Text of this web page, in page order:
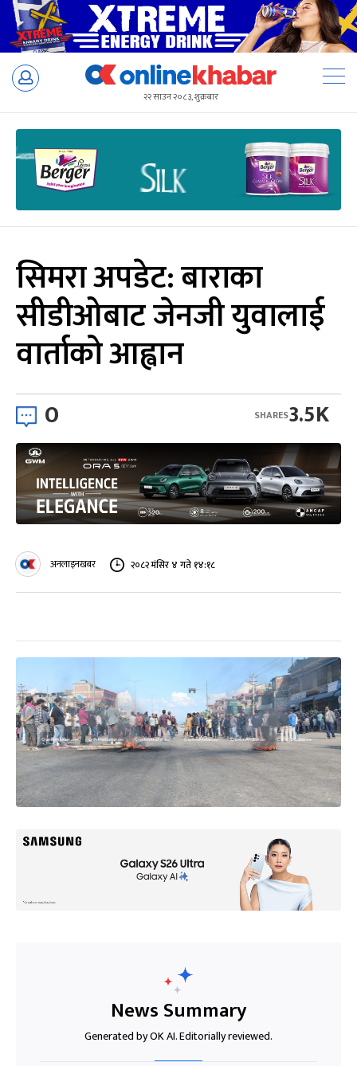
Skip
२२ साउन २०८३, शुक्रबार
सिमरा अपडेट: बाराका
सीडीओबाट जेनजी युवालाई
वार्ताको आह्वान
0 3.5K
SHARES
अनलाइनखबर २०८२ मंसिर ४ गते १४:१८
News Summary
Generated by OK AI. Editorially reviewed.